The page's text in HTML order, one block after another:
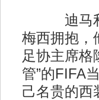
迪马利
梅西拥抱，
足协主席格
管”的FIFA
己名贵的西